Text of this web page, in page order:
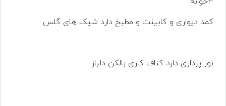
کمد دیواری و کابینت و مطبخ دارد شیک های گلس
نور پردازی دارد کناف کاری بالکن دلباز